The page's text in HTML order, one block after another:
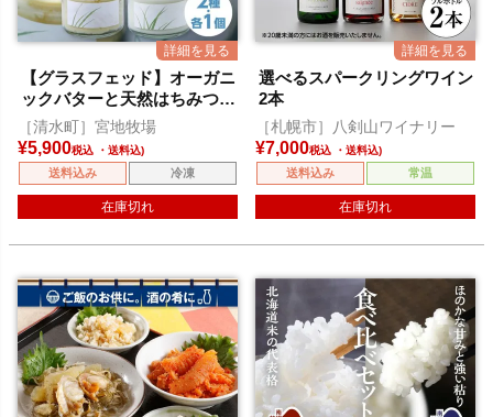
【グラスフェッド】オーガニ
ックバターと天然はちみつ入
りオーガニックフロマージュ
ブランのセット
［清水町］宮地牧場
¥5,900税込
送料込み 冷凍
在庫切れ
選べるスパークリングワイン
2本
［札幌市］八剣山ワイナリー
¥7,000税込
送料込み 常温
在庫切れ